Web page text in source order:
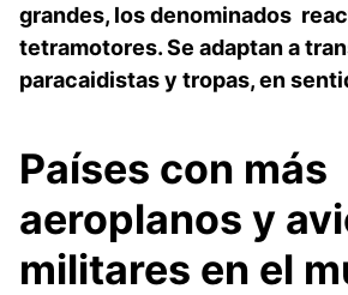
grandes, los denominados
tetramotores. Se adaptan a
paracaidistas y tropas, en
Países con más
aeroplanos y
militares en el